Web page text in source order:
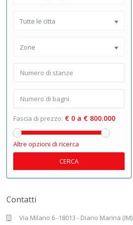
Tutte le citta
Zone
Fascia di prezzo: € 0 a € 800.000
Altre opzioni di ricerca
CERCA
Contatti
Via Milano 6 -18013 - Diano Marina (IM)